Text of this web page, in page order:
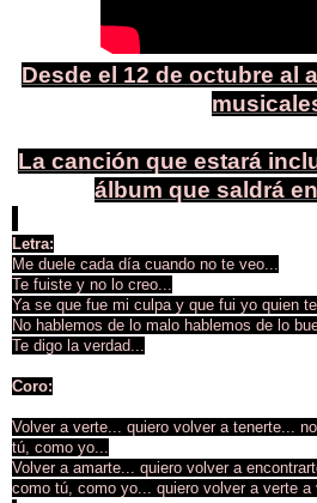
Desde el 12 de octubre al
La canción que estará
álbum que saldrá
Letra:
Me duele cada día cuando no te veo...
Te fuiste y no lo creo...
Ya se que fue mi culpa y que fui yo quien
No hablemos de lo malo hablemos de lo
Te digo la verdad...
Coro:
Volver a verte... quiero volver a tenerte...
tú, como yo...
Volver a amarte... quiero volver a
como tú, como yo... quiero volver a verte a